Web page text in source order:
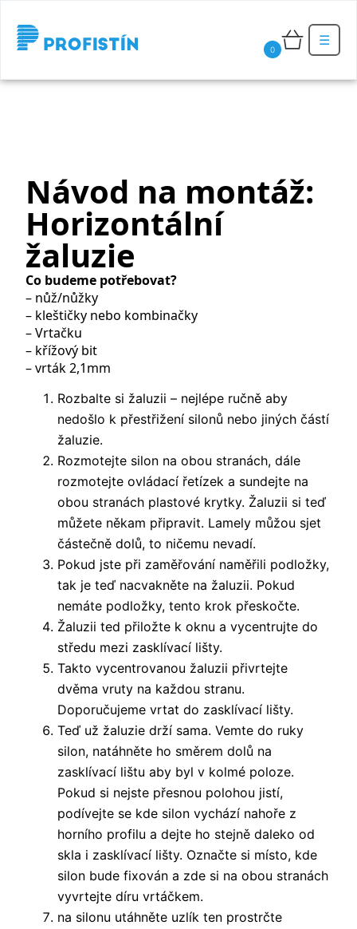
0
☰
Návod na montáž:
Horizontální
žaluzie
Co budeme potřebovat?
– nůž/nůžky
– kleštičky nebo kombinačky
– Vrtačku
– křížový bit
– vrták 2,1mm
Rozbalte si žaluzii – nejlépe ručně aby
nedošlo k přestřižení silonů nebo jiných částí
žaluzie.
Rozmotejte silon na obou stranách, dále
rozmotejte ovládací řetízek a sundejte na
obou stranách plastové krytky. Žaluzii si teď
můžete někam připravit. Lamely můžou sjet
částečně dolů, to ničemu nevadí.
Pokud jste při zaměřování naměřili podložky,
tak je teď nacvakněte na žaluzii. Pokud
nemáte podložky, tento krok přeskočte.
Žaluzii ted přiložte k oknu a vycentrujte do
středu mezi zasklívací lišty.
Takto vycentrovanou žaluzii přivrtejte
dvěma vruty na každou stranu.
Doporučujeme vrtat do zasklívací lišty.
Teď už žaluzie drží sama. Vemte do ruky
silon, natáhněte ho směrem dolů na
zasklívací lištu aby byl v kolmé poloze.
Pokud si nejste přesnou polohou jistí,
podívejte se kde silon vychází nahoře z
horního profilu a dejte ho stejně daleko od
skla i zasklívací lišty. Označte si místo, kde
silon bude fixován a zde si na obou stranách
vyvrtejte díru vrtáčkem.
na silonu utáhněte uzlík ten prostrčte